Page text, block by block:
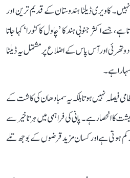
کاویری ڈیلٹا ہندوستان کے قدیم ترین اور
جسے اکثر جنوبی ہند کا ’چاول کا کٹورا‘ کہا جاتا
دوتھرئی اور آس پاس کے اضلاع پر مشتمل یہ ڈیلٹا
ہے۔
فیصلہ نہیں ہوتا بلکہ یہ سمبا دھان کی کاشت کے
کا انحصار ہے۔ پانی کی فراہمی میں ہر تاخیر سے
کم ہوتی ہے اور کسان مزید قرضوں کے بوجھ تلے